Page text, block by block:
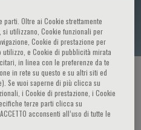
/ ORADOR
Oltre ai Cookie strettamente
utilizzano, Cookie funzionali per
Cookie di prestazione per
utilizzo, e Cookie di pubblicità mirata
in linea con le preferenze da te
in rete su questo e su altri siti ed
Se vuoi saperne di più clicca su
i Cookie di prestazione, i Cookie
terze parti clicca su
acconsenti all’uso di tutte le